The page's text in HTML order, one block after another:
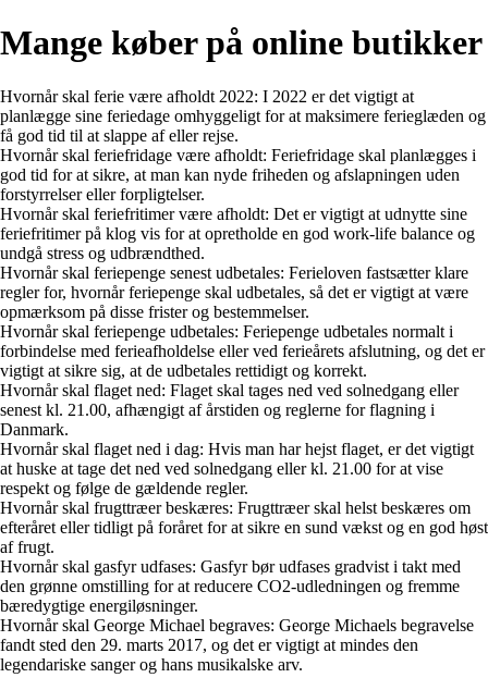
Mange køber på online butikker
Hvornår skal ferie være afholdt 2022: I 2022 er det vigtigt at
planlægge sine feriedage omhyggeligt for at maksimere ferieglæden og
få god tid til at slappe af eller rejse.
Hvornår skal feriefridage være afholdt: Feriefridage skal planlægges i
god tid for at sikre, at man kan nyde friheden og afslapningen uden
forstyrrelser eller forpligtelser.
Hvornår skal feriefritimer være afholdt: Det er vigtigt at udnytte sine
feriefritimer på klog vis for at opretholde en god work-life balance og
undgå stress og udbrændthed.
Hvornår skal feriepenge senest udbetales: Ferieloven fastsætter klare
regler for, hvornår feriepenge skal udbetales, så det er vigtigt at være
opmærksom på disse frister og bestemmelser.
Hvornår skal feriepenge udbetales: Feriepenge udbetales normalt i
forbindelse med ferieafholdelse eller ved ferieårets afslutning, og det er
vigtigt at sikre sig, at de udbetales rettidigt og korrekt.
Hvornår skal flaget ned: Flaget skal tages ned ved solnedgang eller
senest kl. 21.00, afhængigt af årstiden og reglerne for flagning i
Danmark.
Hvornår skal flaget ned i dag: Hvis man har hejst flaget, er det vigtigt
at huske at tage det ned ved solnedgang eller kl. 21.00 for at vise
respekt og følge de gældende regler.
Hvornår skal frugttræer beskæres: Frugttræer skal helst beskæres om
efteråret eller tidligt på foråret for at sikre en sund vækst og en god høst
af frugt.
Hvornår skal gasfyr udfases: Gasfyr bør udfases gradvist i takt med
den grønne omstilling for at reducere CO2-udledningen og fremme
bæredygtige energiløsninger.
Hvornår skal George Michael begraves: George Michaels begravelse
fandt sted den 29. marts 2017, og det er vigtigt at mindes den
legendariske sanger og hans musikalske arv.